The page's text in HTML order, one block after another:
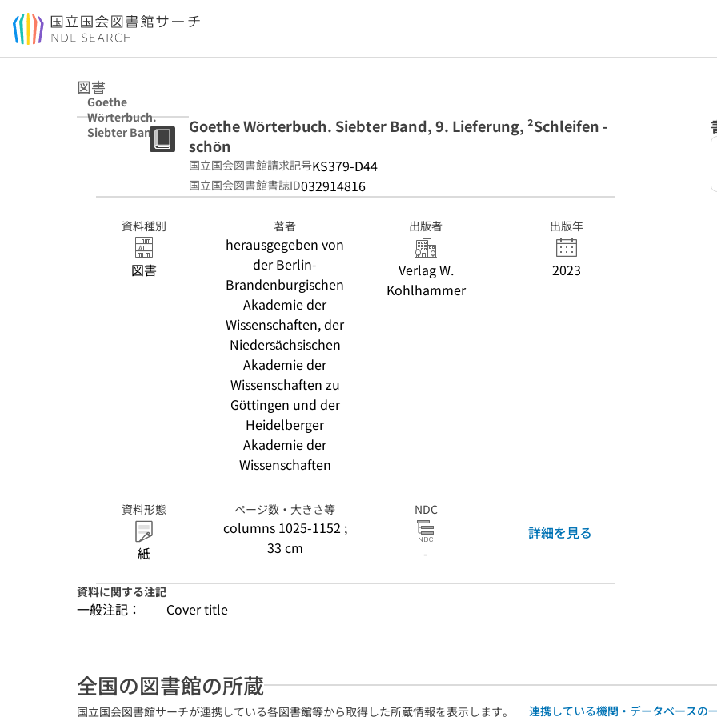
本文へ移動
図書
Goethe
Wörterbuch.
Siebter Band, 9.
Goethe Wörterbuch. Siebter Band, 9. Lieferung, ²Schleifen -
schön
国立国会図書館請求記号KS379-D44
国立国会図書館書誌ID032914816
資料種別
図書
著者
herausgegeben von
der Berlin-
Brandenburgischen
Akademie der
Wissenschaften, der
Niedersächsischen
Akademie der
Wissenschaften zu
Göttingen und der
Heidelberger
Akademie der
Wissenschaften
出版者
Verlag W.
Kohlhammer
出版年
2023
資料形態
紙
ページ数・大きさ等
columns 1025-1152 ;
33 cm
NDC
-
詳細を見る
資料に関する注記
一般注記： Cover title
全国の図書館の所蔵
国立国会図書館サーチが連携している各図書館等から取得した所蔵情報を表示します。 連携している機関・データベースの